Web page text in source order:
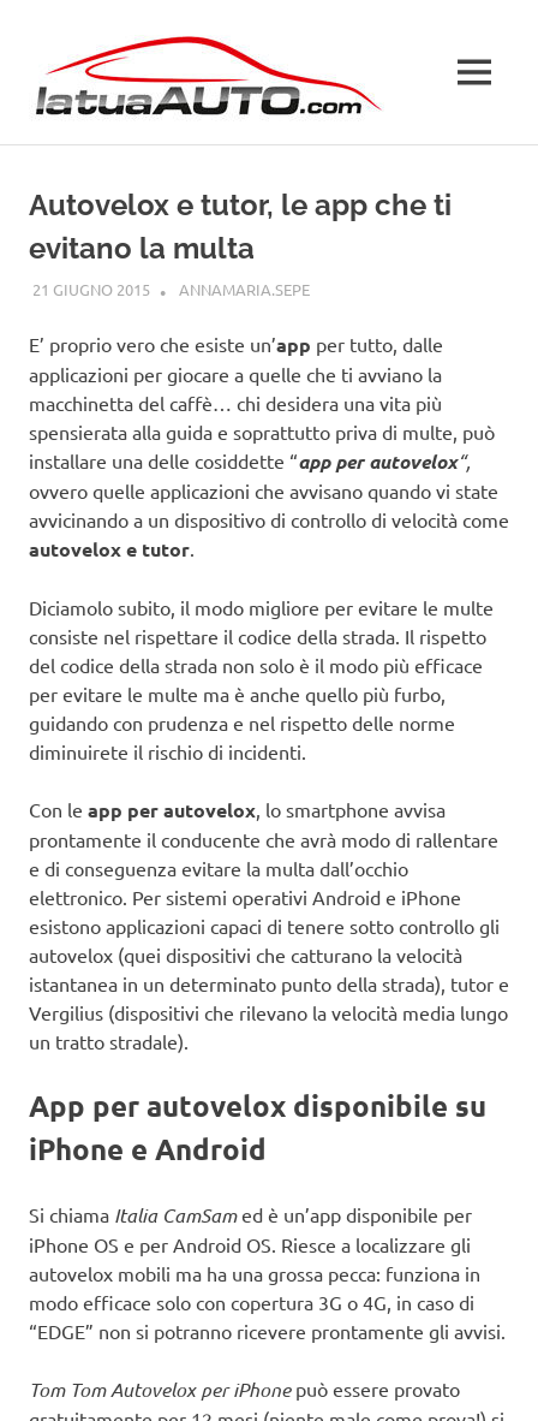
contenuto
MENU
Autovelox e tutor, le app che ti
evitano la multa
21 GIUGNO 2015 ANNAMARIA.SEPEAUTOVELOX
E’ proprio vero che esiste un’app per tutto, dalle
applicazioni per giocare a quelle che ti avviano la
macchinetta del caffè… chi desidera una vita più
spensierata alla guida e soprattutto priva di multe, può
installare una delle cosiddette “app per autovelox“,
ovvero quelle applicazioni che avvisano quando vi state
avvicinando a un dispositivo di controllo di velocità come
autovelox e tutor.
Diciamolo subito, il modo migliore per evitare le multe
consiste nel rispettare il codice della strada. Il rispetto
del codice della strada non solo è il modo più efficace
per evitare le multe ma è anche quello più furbo,
guidando con prudenza e nel rispetto delle norme
diminuirete il rischio di incidenti.
Con le app per autovelox, lo smartphone avvisa
prontamente il conducente che avrà modo di rallentare
e di conseguenza evitare la multa dall’occhio
elettronico. Per sistemi operativi Android e iPhone
esistono applicazioni capaci di tenere sotto controllo gli
autovelox (quei dispositivi che catturano la velocità
istantanea in un determinato punto della strada), tutor e
Vergilius (dispositivi che rilevano la velocità media lungo
un tratto stradale).
App per autovelox disponibile su
iPhone e Android
Si chiama Italia CamSamed è un’app disponibile per
iPhone OS e per Android OS. Riesce a localizzare gli
autovelox mobili ma ha una grossa pecca: funziona in
modo efficace solo con copertura 3G o 4G, in caso di
“EDGE” non si potranno ricevere prontamente gli avvisi.
Tom Tom Autovelox per iPhone può essere provato